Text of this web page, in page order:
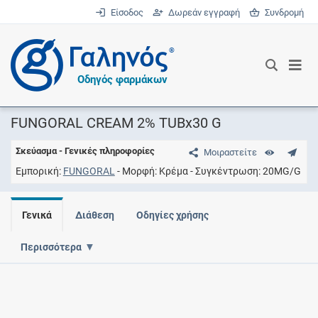
Είσοδος Δωρεάν εγγραφή Συνδρομή
®
Οδηγός φαρμάκων
FUNGORAL CREAM 2% TUBx30 G
Μοιραστείτε
Σκεύασμα - Γενικές πληροφορίες
Εμπορική FUNGORAL Μορφή Kρέμα Συγκέντρωση 20MG/G
Γενικά Διάθεση Οδηγίες χρήσης
Περισσότερα